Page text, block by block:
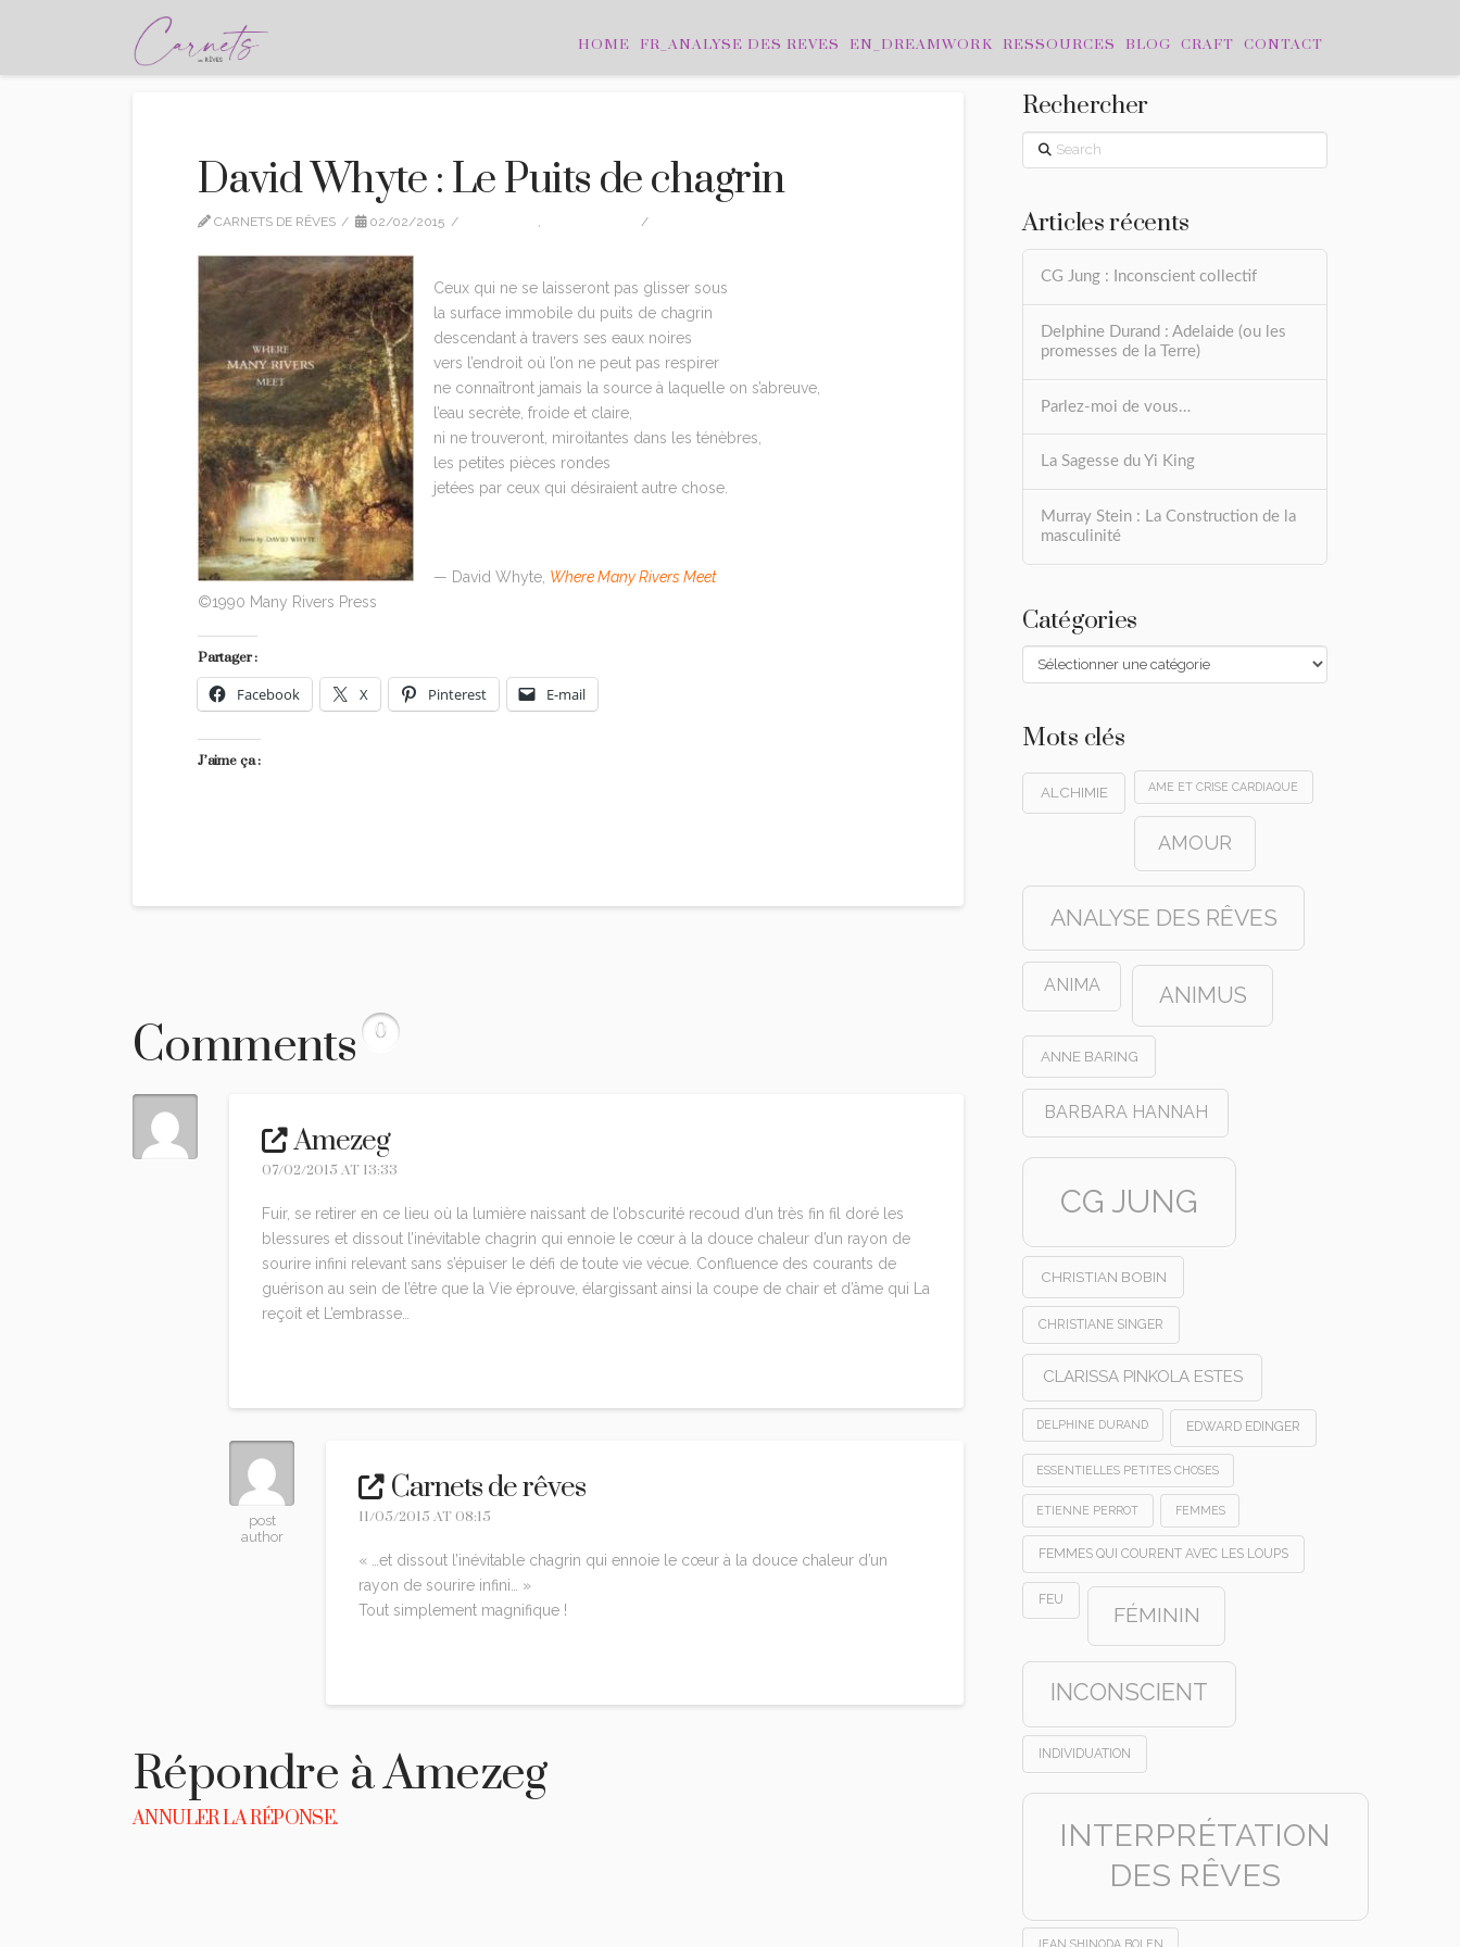
HOME FR_ANALYSE DES REVES EN_DREAMWORK RESSOURCES BLOG CRAFT CONTACT
David Whyte : Le Puits de chagrin
CARNETS DE RÊVES 02/02/2015 ,
Ceux qui ne se laisseront pas glisser sous
la surface immobile du puits de chagrin
descendant à travers ses eaux noires
vers l’endroit où l’on ne peut pas respirer
ne connaîtront jamais la source à laquelle on s’abreuve,
l’eau secrète, froide et claire,
ni ne trouveront, miroitantes dans les ténèbres,
les petites pièces rondes
jetées par ceux qui désiraient autre chose.
— David Whyte, Where Many Rivers Meet
©1990 Many Rivers Press
Partager :
Facebook X Pinterest E-mail
J’aime ça :
Comments 0
Amezeg
07/02/2015 AT 13:33
Fuir, se retirer en ce lieu où la lumière naissant de l’obscurité recoud d’un très fin fil doré les
blessures et dissout l’inévitable chagrin qui ennoie le cœur à la douce chaleur d’un rayon de
sourire infini relevant sans s’épuiser le défi de toute vie vécue. Confluence des courants de
guérison au sein de l’être que la Vie éprouve, élargissant ainsi la coupe de chair et d’âme qui La
reçoit et L’embrasse…
post
author
Carnets de rêves
11/05/2015 AT 08:15
« …et dissout l’inévitable chagrin qui ennoie le cœur à la douce chaleur d’un
rayon de sourire infini… »
Tout simplement magnifique !
Répondre àAmezeg
ANNULER LA RÉPONSE.
Rechercher
Search
Articles récents
CG Jung : Inconscient collectif
Delphine Durand : Adelaide (ou les
promesses de la Terre)
Parlez-moi de vous…
La Sagesse du Yi King
Murray Stein : La Construction de la
masculinité
Catégories
Catégories
Mots clés
ALCHIMIE AME ET CRISE CARDIAQUE
AMOUR
ANALYSE DES RÊVES
ANIMA ANIMUS
ANNE BARING
BARBARA HANNAH
CG JUNG
CHRISTIAN BOBIN
CHRISTIANE SINGER
CLARISSA PINKOLA ESTES
DELPHINE DURAND EDWARD EDINGER
ESSENTIELLES PETITES CHOSES
ETIENNE PERROT FEMMES
FEMMES QUI COURENT AVEC LES LOUPS
FEU
FÉMININ
INCONSCIENT
INDIVIDUATION
INTERPRÉTATION
DES RÊVES
JEAN SHINODA BOLEN